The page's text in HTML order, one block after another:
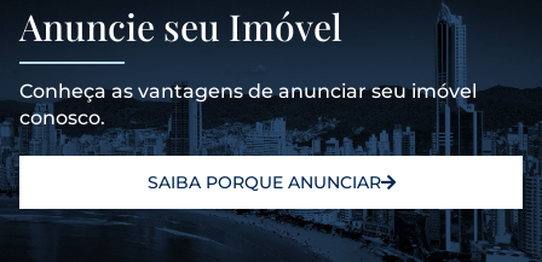
Anuncie seu Imóvel
Conheça as vantagens de anunciar seu imóvel
conosco.
SAIBA PORQUE ANUNCIAR